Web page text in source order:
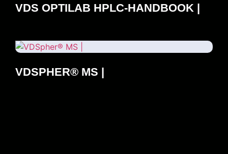
VDS OPTILAB HPLC-HANDBOOK |
VDSPHER® MS |